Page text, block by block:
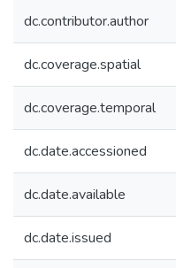
dc.contributor.author
dc.coverage.spatial
dc.coverage.temporal
dc.date.accessioned
dc.date.available
dc.date.issued